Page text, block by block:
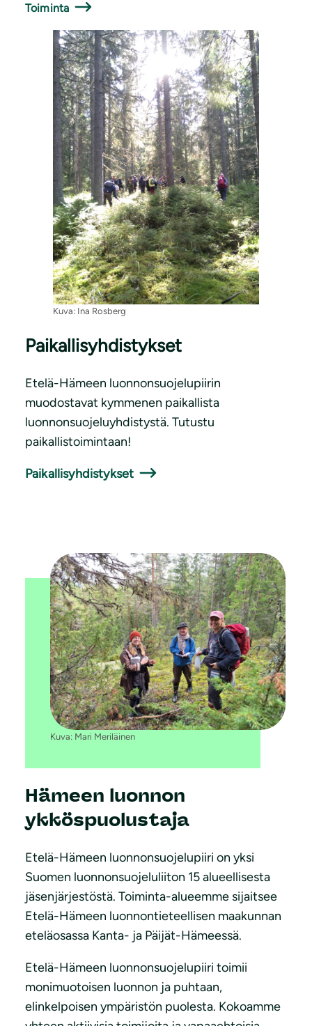
Toiminta
Kuva: Ina Rosberg
Paikallisyhdistykset
Etelä-Hämeen luonnonsuojelupiirin
muodostavat kymmenen paikallista
luonnonsuojeluyhdistystä. Tutustu
paikallistoimintaan!
Paikallisyhdistykset
Kuva: Mari Meriläinen
Hämeen luonnon
ykköspuolustaja
Etelä-Hämeen luonnonsuojelupiiri on yksi
Suomen luonnonsuojeluliiton 15 alueellisesta
jäsenjärjestöstä. Toiminta-alueemme sijaitsee
Etelä-Hämeen luonnontieteellisen maakunnan
eteläosassa Kanta- ja Päijät-Hämeessä.
Etelä-Hämeen luonnonsuojelupiiri toimii
monimuotoisen luonnon ja puhtaan,
elinkelpoisen ympäristön puolesta. Kokoamme